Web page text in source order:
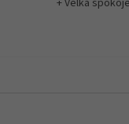
+ Velká